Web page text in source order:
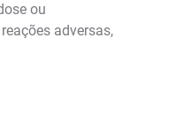
ou
adversas,